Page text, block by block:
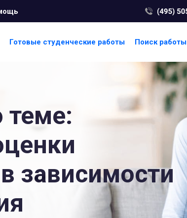
Готовые студенческие работы Поиск работы
теме:
зависимости